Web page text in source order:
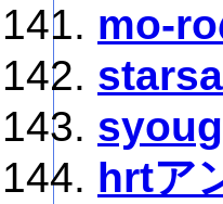
mo-
hrtア